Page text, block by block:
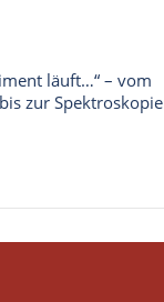
läuft…“ – vom
zur Spektroskopie